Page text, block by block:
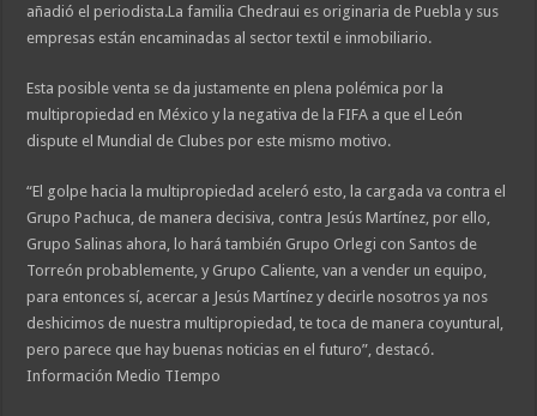
añadió el periodista.La familia Chedraui es originaria de Puebla y sus
empresas están encaminadas al sector textil e inmobiliario.
Esta posible venta se da justamente en plena polémica por la
multipropiedad en México y la negativa de la FIFA a que el León
dispute el Mundial de Clubes por este mismo motivo.
“El golpe hacia la multipropiedad aceleró esto, la cargada va contra el
Grupo Pachuca, de manera decisiva, contra Jesús Martínez, por ello,
Grupo Salinas ahora, lo hará también Grupo Orlegi con Santos de
Torreón probablemente, y Grupo Caliente, van a vender un equipo,
para entonces sí, acercar a Jesús Martínez y decirle nosotros ya nos
deshicimos de nuestra multipropiedad, te toca de manera coyuntural,
pero parece que hay buenas noticias en el futuro”, destacó.
Información Medio TIempo